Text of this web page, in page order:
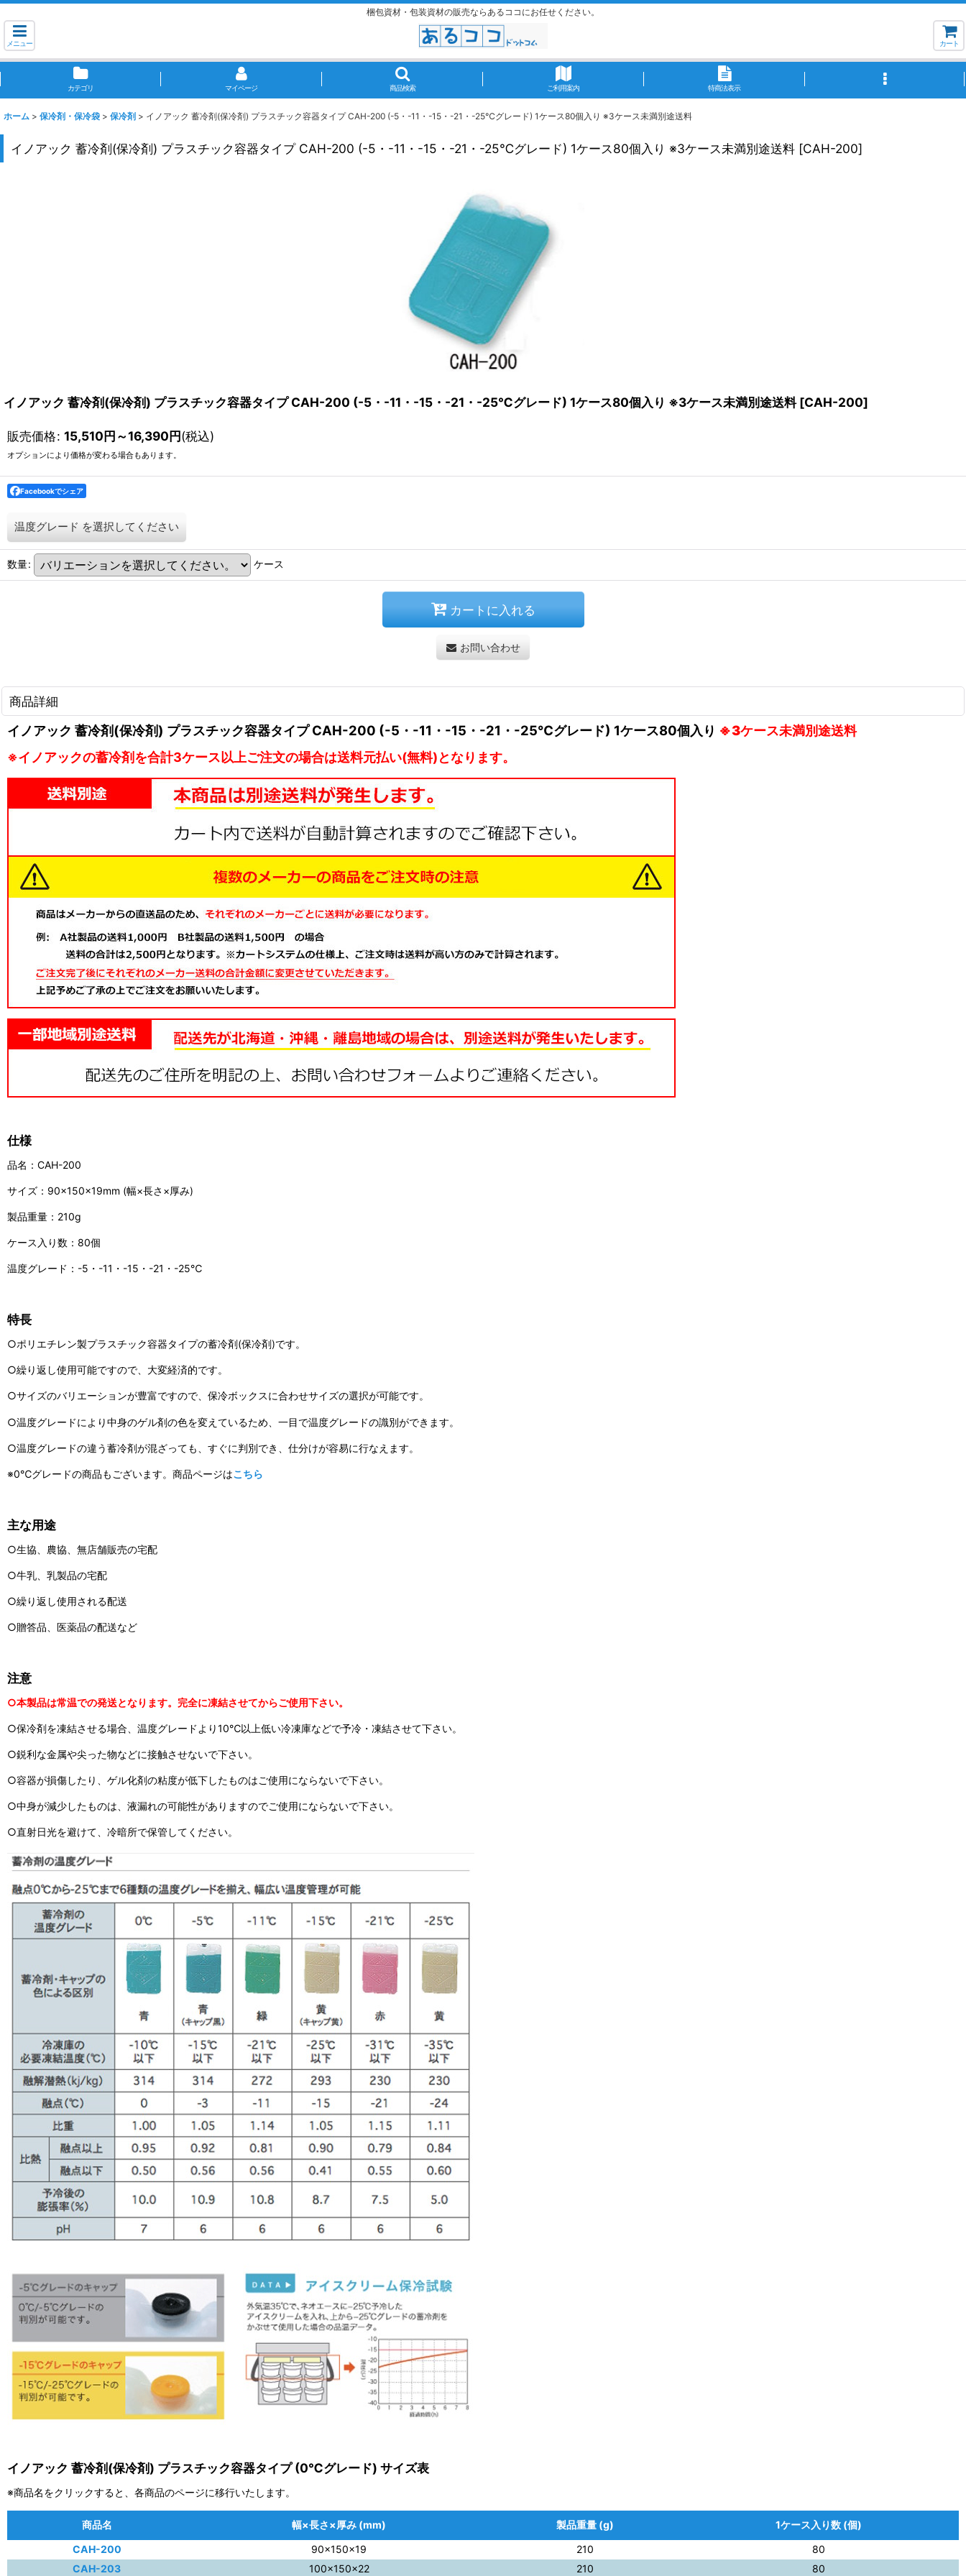
梱包資材・包装資材の販売ならあるココにお任せください。
メニュー カート
カテゴリ マイページ 商品検索 ご利用案内 特商法表示
ホーム > 保冷剤・保冷袋 > 保冷剤 > イノアック 蓄冷剤(保冷剤) プラスチック容器タイプ CAH-200 (-5・-11・-15・-21・-25℃グレード) 1ケース80個入り ※3ケース未満別途送料
イノアック 蓄冷剤(保冷剤) プラスチック容器タイプ CAH-200 (-5・-11・-15・-21・-25℃グレード) 1ケース80個入り ※3ケース未満別途送料 [CAH-200]
イノアック 蓄冷剤(保冷剤) プラスチック容器タイプ CAH-200 (-5・-11・-15・-21・-25℃グレード) 1ケース80個入り ※3ケース未満別途送料 [CAH-200]
販売価格: 15,510円～16,390円(税込)
オプションにより価格が変わる場合もあります。
Facebookでシェア
温度グレード を選択してください
数量: ケース
カートに入れる
お問い合わせ
商品詳細
イノアック 蓄冷剤(保冷剤) プラスチック容器タイプ CAH-200 (-5・-11・-15・-21・-25℃グレード) 1ケース80個入り ※3ケース未満別途送料
※イノアックの蓄冷剤を合計3ケース以上ご注文の場合は送料元払い(無料)となります。
仕様
品名：CAH-200
サイズ：90×150×19mm (幅×長さ×厚み)
製品重量：210g
ケース入り数：80個
温度グレード：-5・-11・-15・-21・-25℃
特長
○ポリエチレン製プラスチック容器タイプの蓄冷剤(保冷剤)です。
○繰り返し使用可能ですので、大変経済的です。
○サイズのバリエーションが豊富ですので、保冷ボックスに合わせサイズの選択が可能です。
○温度グレードにより中身のゲル剤の色を変えているため、一目で温度グレードの識別ができます。
○温度グレードの違う蓄冷剤が混ざっても、すぐに判別でき、仕分けが容易に行なえます。
※0℃グレードの商品もございます。商品ページはこちら
主な用途
○生協、農協、無店舗販売の宅配
○牛乳、乳製品の宅配
○繰り返し使用される配送
○贈答品、医薬品の配送など
注意
○本製品は常温での発送となります。完全に凍結させてからご使用下さい。
○保冷剤を凍結させる場合、温度グレードより10℃以上低い冷凍庫などで予冷・凍結させて下さい。
○鋭利な金属や尖った物などに接触させないで下さい。
○容器が損傷したり、ゲル化剤の粘度が低下したものはご使用にならないで下さい。
○中身が減少したものは、液漏れの可能性がありますのでご使用にならないで下さい。
○直射日光を避けて、冷暗所で保管してください。
イノアック 蓄冷剤(保冷剤) プラスチック容器タイプ (0℃グレード) サイズ表
※商品名をクリックすると、各商品のページに移行いたします。
商品名 幅×長さ×厚み (mm) 製品重量 (g)
1ケース入り数 (個)
CAH-200
90×150×19 210
80
CAH-203
100×150×22 210 80